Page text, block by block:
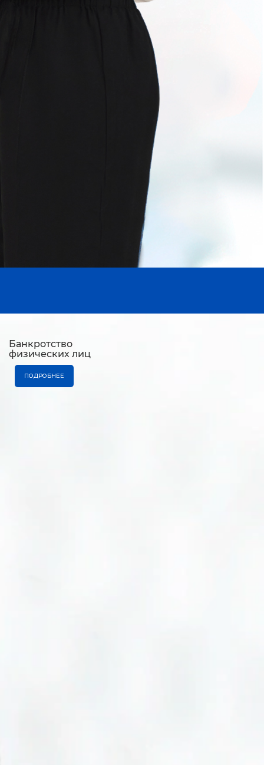
Банкротство
физических лиц
ПОДРОБНЕЕ